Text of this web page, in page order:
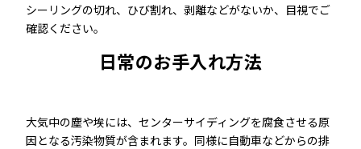
シーリングの切れ、ひび割れ、剥離などがないか、目視でご
確認ください。
日常のお手入れ方法
大気中の塵や埃には、センターサイディングを腐食させる原
因となる汚染物質が含まれます。同様に自動車などからの排